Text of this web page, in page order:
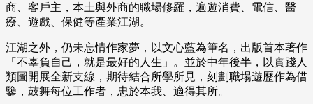
商、客戶主，本土與外商的職場修羅，遍遊消費、電信、醫
療、遊戲、保健等產業江湖。
江湖之外，仍未忘情作家夢，以文心藍為筆名，出版首本著作
「不辜負自己，就是最好的人生」。並於中年後半，以實踐人
類圖開展全新支線，期待結合所學所見，刻劃職場遊歷作為借
鑒，鼓舞每位工作者，忠於本我、適得其所。